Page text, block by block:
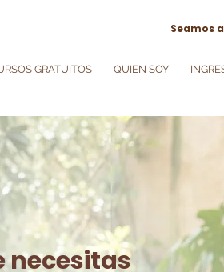
Seamos
GRATUITOS QUIEN SOY
necesitas